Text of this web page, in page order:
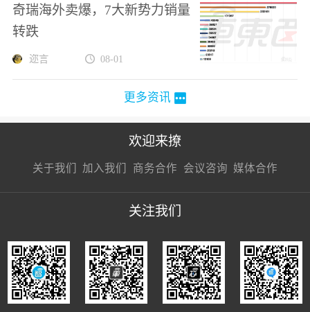
奇瑞海外卖爆，7大新势力销量
转跌
迩言 08-01
更多资讯
欢迎来撩
关于我们 加入我们
接扔简历
商务合作
接开聊
会议咨询 媒体合作
接开聊
关注我们